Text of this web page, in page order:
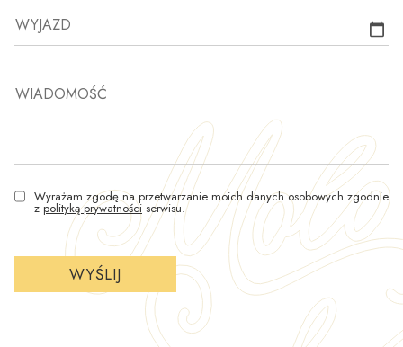
WYJAZD
WIADOMOŚĆ
Wyrażam zgodę na przetwarzanie moich danych osobowych zgodnie
z polityką prywatności serwisu.